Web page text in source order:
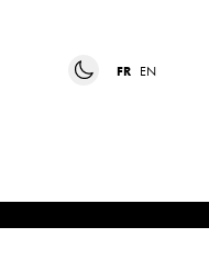
FR EN